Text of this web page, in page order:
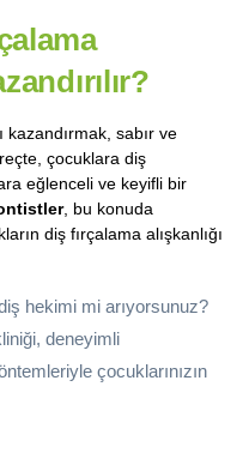
kazandırmak, sabır ve
çocuklara diş
eğlenceli ve keyifli bir
, bu konuda
diş fırçalama alışkanlığı
hekimi mi arıyorsunuz?
deneyimli
çocuklarınızın